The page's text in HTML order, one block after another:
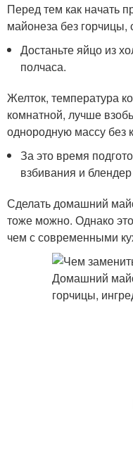
Перед тем как начать
майонеза без
Достаньте яйцо из
полчаса.
Желток, температура
комнатной, лучше
однородную массу без
За это время
взбивания и
Сделать домашний
тоже можно. Однако
чем с современными